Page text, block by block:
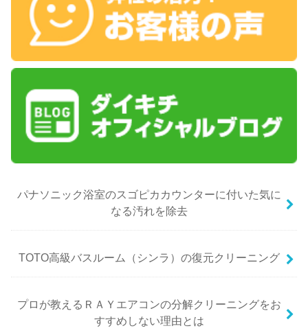
パナソニック浴室のスゴピカカウンターに付いた気に
なる汚れを除去
TOTO高級バスルーム（シンラ）の復元クリーニング
プロが教えるＲＡＹエアコンの分解クリーニングをお
すすめしない理由とは